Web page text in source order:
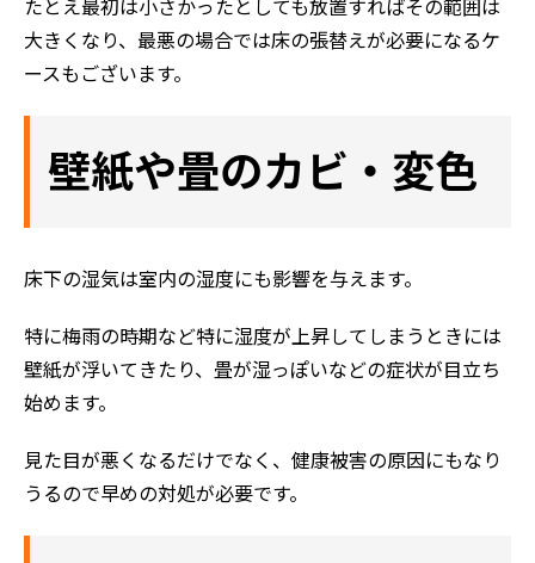
たとえ最初は小さかったとしても放置すればその範囲は
大きくなり、最悪の場合では床の張替えが必要になるケ
ースもございます。
壁紙や畳のカビ・変色
床下の湿気は室内の湿度にも影響を与えます。
特に梅雨の時期など特に湿度が上昇してしまうときには
壁紙が浮いてきたり、畳が湿っぽいなどの症状が目立ち
始めます。
見た目が悪くなるだけでなく、健康被害の原因にもなり
うるので早めの対処が必要です。